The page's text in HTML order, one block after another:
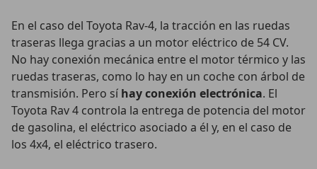
En el caso del Toyota Rav-4, la tracción en las ruedas
traseras llega gracias a un motor eléctrico de 54 CV.
No hay conexión mecánica entre el motor térmico y las
ruedas traseras, como lo hay en un coche con árbol de
transmisión. Pero sí hay conexión electrónica. El
Toyota Rav 4 controla la entrega de potencia del motor
de gasolina, el eléctrico asociado a él y, en el caso de
los 4x4, el eléctrico trasero.